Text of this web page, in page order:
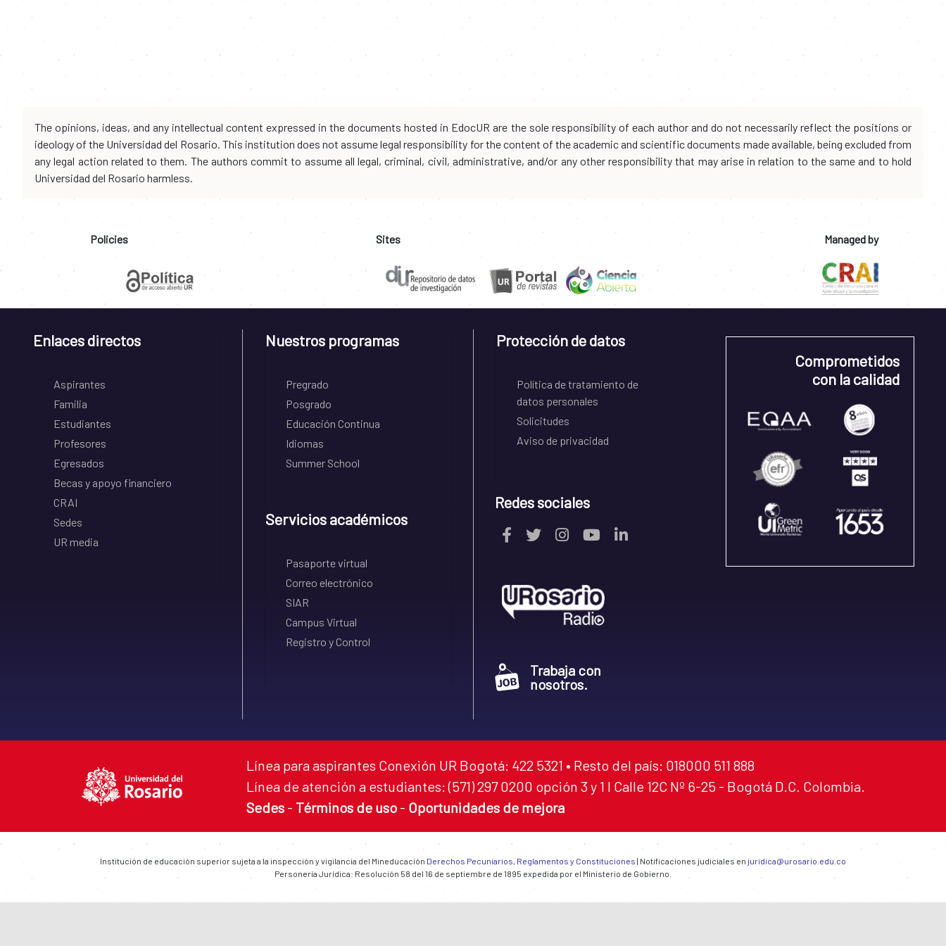
The opinions, ideas, and any intellectual content expressed in the documents hosted in EdocUR are the sole responsibility of each author and do not necessarily reflect the positions or
ideology of the Universidad del Rosario. This institution does not assume legal responsibility for the content of the academic and scientific documents made available, being excluded from
any legal action related to them. The authors commit to assume all legal, criminal, civil, administrative, and/or any other responsibility that may arise in relation to the same and to hold
Universidad del Rosario harmless.
Policies Sites Managed by
Enlaces directos
Aspirantes
Familia
Estudiantes
Profesores
Egresados
Becas y apoyo financiero
CRAI
Sedes
UR media
Nuestros programas
Pregrado
Posgrado
Educación Continua
Idiomas
Summer School
Servicios académicos
Pasaporte virtual
Correo electrónico
SIAR
Campus Virtual
Registro y Control
Protección de datos
Política de tratamiento de
datos personales
Solicitudes
Aviso de privacidad
Redes sociales
Trabaja con
nosotros.
Comprometidos
con la calidad
Línea para aspirantes Conexión UR Bogotá: 422 5321 • Resto del país: 018000 511 888
Línea de atención a estudiantes: (571) 297 0200 opción 3 y 1 I Calle 12C Nº 6-25 - Bogotá D.C. Colombia.
Sedes - Términos de uso - Oportunidades de mejora
Institución de educación superior sujeta a la inspección y vigilancia del Mineducación Derechos Pecuniarios, Reglamentos y Constituciones | Notificaciones judiciales en juridica@urosario.edu.co
Personería Jurídica: Resolución 58 del 16 de septiembre de 1895 expedida por el Ministerio de Gobierno.